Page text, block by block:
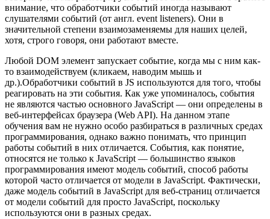
внимание, что обработчики событий иногда называют
слушателями событий (от англ. event listeners). Они в
значительной степени взаимозаменяемы для наших целей,
хотя, строго говоря, они работают вместе.
Любой DOM элемент запускает событие, когда мы с ним как-
то взаимодействуем (кликаем, наводим мышь и
др.).Обработчики событий в JS используются для того, чтобы
реагировать на эти события. Как уже упоминалось, события
не являются частью основного JavaScript — они определены в
веб-интерфейсах браузера (Web API). На данном этапе
обучения вам не нужно особо разбираться в различных средах
программирования, однако важно понимать, что принцип
работы событий в них отличается. События, как понятие,
относятся не только к JavaScript — большинство языков
программирования имеют модель событий, способ работы
которой часто отличается от модели в JavaScript. Фактически,
даже модель событий в JavaScript для веб-страниц отличается
от модели событий для просто JavaScript, поскольку
используются они в разных средах.